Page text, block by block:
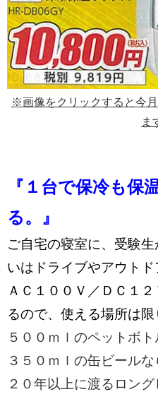
※画像をクリックすると今
ま
『１台で保冷も保
る。 』
ご自宅の寝室に、受験
いはドライブやアウトド
ＡＣ１００Ｖ／ＤＣ１
るので、 使える場所は限
５００ｍｌのペットボト
３５０ｍｌの缶ビールな
２０年以上に渡るロング